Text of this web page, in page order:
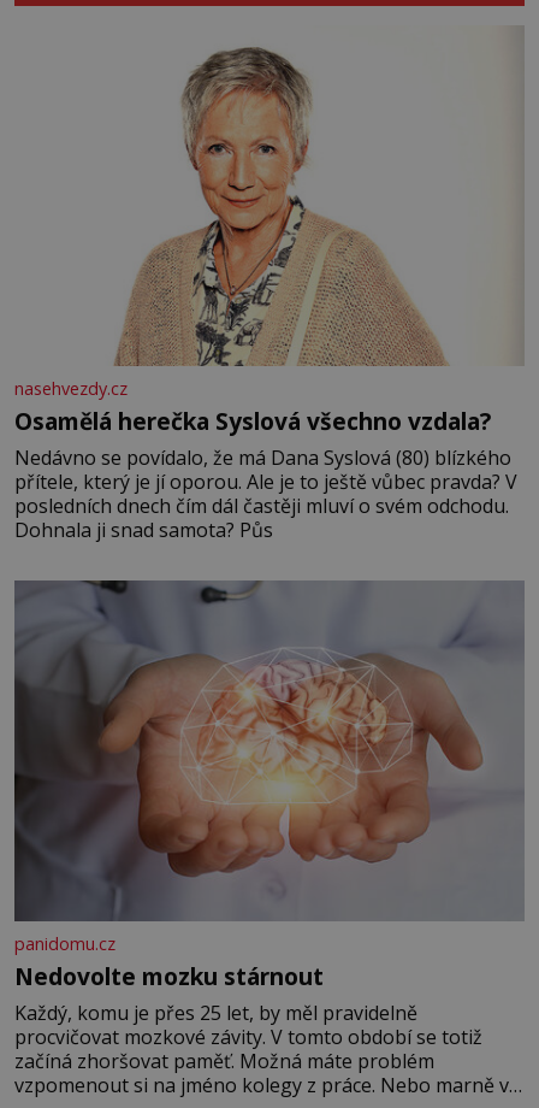
nasehvezdy.cz
Osamělá herečka Syslová všechno vzdala?
Nedávno se povídalo, že má Dana Syslová (80) blízkého
přítele, který je jí oporou. Ale je to ještě vůbec pravda? V
posledních dnech čím dál častěji mluví o svém odchodu.
Dohnala ji snad samota? Půs
panidomu.cz
Nedovolte mozku stárnout
Každý, komu je přes 25 let, by měl pravidelně
procvičovat mozkové závity. V tomto období se totiž
začíná zhoršovat paměť. Možná máte problém
vzpomenout si na jméno kolegy z práce. Nebo marně v